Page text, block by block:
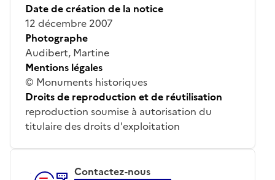
Date de création de la notice
12 décembre 2007
Photographe
Audibert, Martine
Mentions légales
© Monuments historiques
Droits de reproduction et de réutilisation
reproduction soumise à autorisation du
titulaire des droits d'exploitation
Contactez-nous